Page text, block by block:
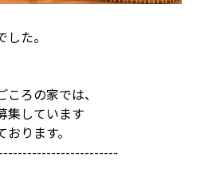
た。
ろの家では、
集しています
ります。